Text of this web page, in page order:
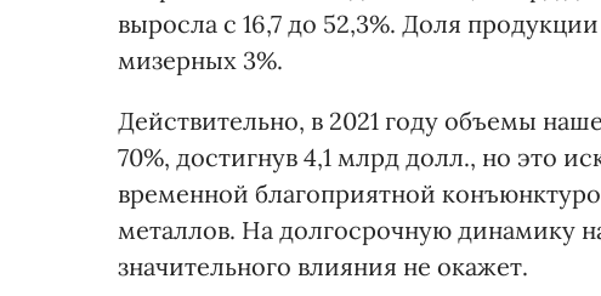
выросла с 16,7 до 52,3%. Доля
мизерных 3%.
Действительно, в 2021 году объемы
70%, достигнув 4,1 млрд долл., но это
временной благоприятной
металлов. На долгосрочную динамику
значительного влияния не окажет.